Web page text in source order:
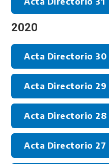
2020
Acta Directorio 30
Acta Directorio 29
Acta Directorio 28
Acta Directorio 27